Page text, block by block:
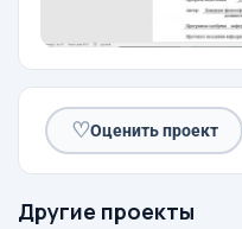
♡Оценить проект
Другие проекты